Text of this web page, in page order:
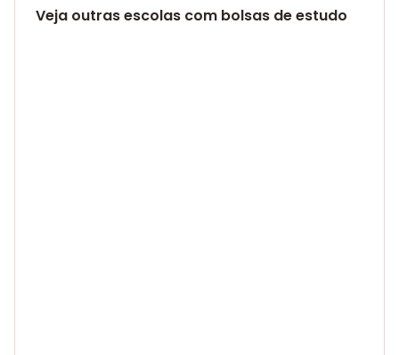
Veja outras escolas com bolsas de estudo